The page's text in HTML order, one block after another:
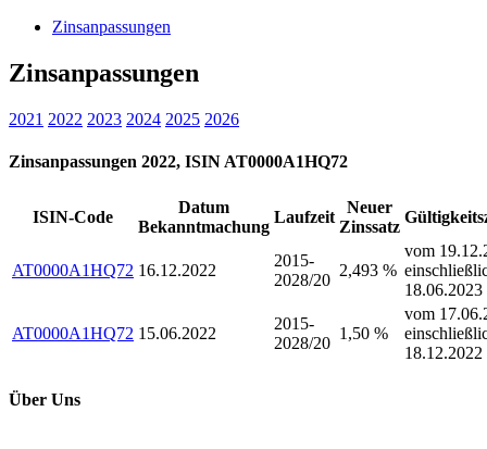
Zinsanpassungen
Zinsanpassungen
2021 2022 2023 2024 2025 2026
Zinsanpassungen 2022, ISIN AT0000A1HQ72
ISIN-Code
Datum
Bekanntmachung
Laufzeit
Neuer
Zinssatz
AT0000A1HQ72 16.12.2022
2015-
2028/20
2,493 %
vom
18.06.2023
AT0000A1HQ72 15.06.2022
2015-
2028/20
1,50 %
vom
18.12.2022
Über Uns